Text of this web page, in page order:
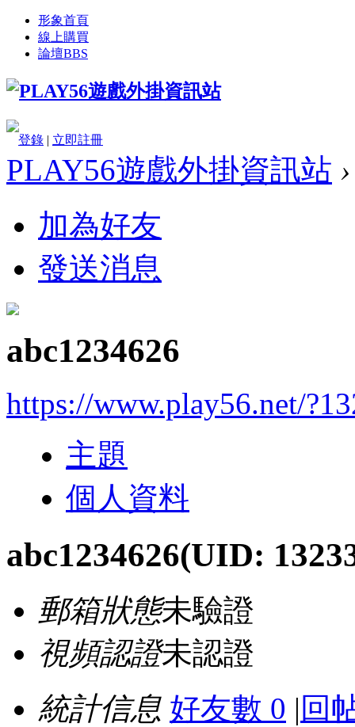
形象首頁
線上購買
論壇BBS
登錄 | 立即註冊
PLAY56遊戲外掛資訊站 ›
加為好友
發送消息
abc1234626
https://www.play56.net/
主題
個人資料
abc1234626(UID:
郵箱狀態未驗證
視頻認證未認證
統計信息 好友數 0 | 回